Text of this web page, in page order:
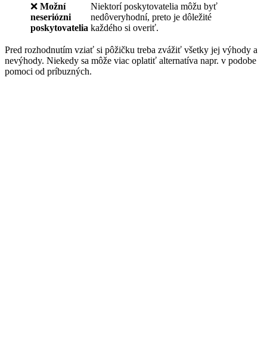
❌ Možní
neseriózni
poskytovatelia
Niektorí poskytovatelia môžu byť
nedôveryhodní, preto je dôležité
každého si overiť.
Pred rozhodnutím vziať si pôžičku treba zvážiť všetky jej výhody a
nevýhody. Niekedy sa môže viac oplatiť alternatíva napr. v podobe
pomoci od príbuzných.